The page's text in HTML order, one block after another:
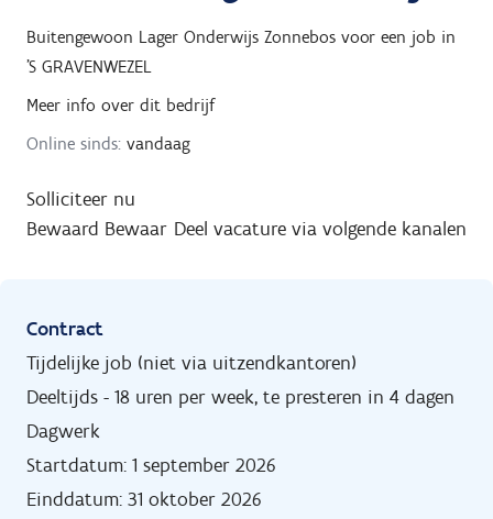
Buitengewoon Lager Onderwijs Zonnebos voor een job in
'S GRAVENWEZEL
Meer info over dit bedrijf
Online sinds: vandaag
Solliciteer nu
Bewaard Bewaar Deel vacature via volgende kanalen
Contract
Tijdelijke job (niet via uitzendkantoren)
Deeltijds - 18 uren per week, te presteren in 4 dagen
Dagwerk
Startdatum: 1 september 2026
Einddatum: 31 oktober 2026